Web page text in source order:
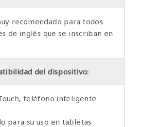
recomendado para todos
de inglés que se inscriban en
del dispositivo:
teléfono inteligente
para su uso en tabletas